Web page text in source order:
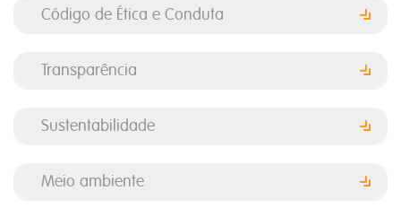
Código de Ética e Conduta
Transparência
Sustentabilidade
Meio ambiente